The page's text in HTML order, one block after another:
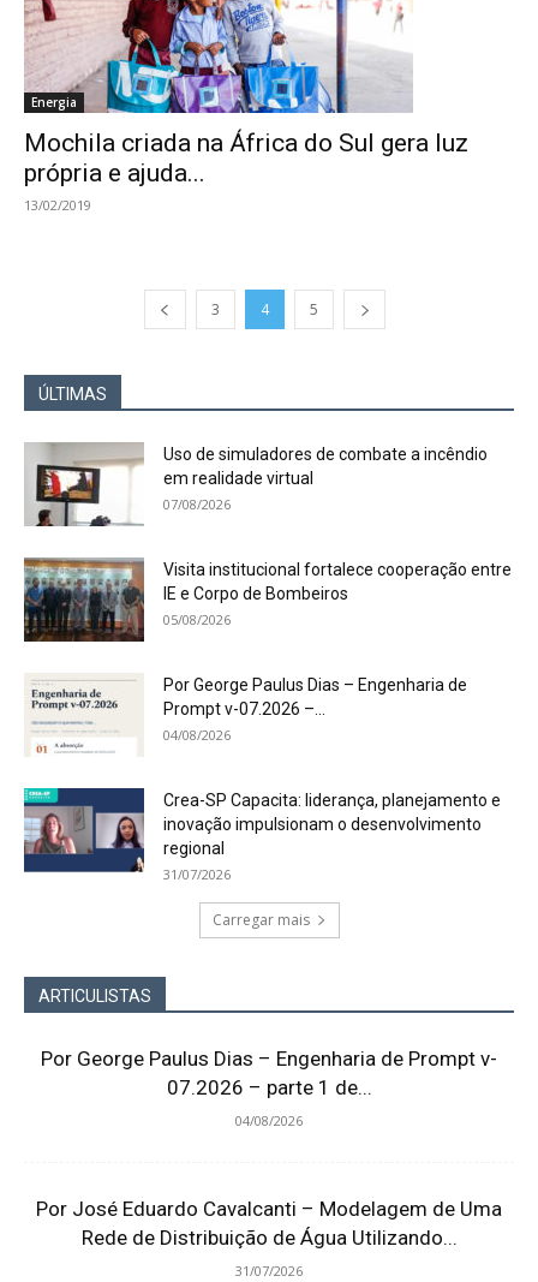
Energia
Mochila criada na África do Sul gera luz
própria e ajuda...
13/02/2019
3 4 5
ÚLTIMAS
Uso de simuladores de combate a incêndio
em realidade virtual
07/08/2026
Visita institucional fortalece cooperação entre
IE e Corpo de Bombeiros
05/08/2026
Por George Paulus Dias – Engenharia de
Prompt v-07.2026 –...
04/08/2026
Crea-SP Capacita: liderança, planejamento e
inovação impulsionam o desenvolvimento
regional
31/07/2026
Carregar mais
ARTICULISTAS
Por George Paulus Dias – Engenharia de Prompt v-
07.2026 – parte 1 de...
04/08/2026
Por José Eduardo Cavalcanti – Modelagem de Uma
Rede de Distribuição de Água Utilizando...
31/07/2026